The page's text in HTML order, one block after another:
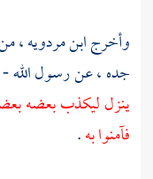
وأخرجابن مردويه،
جده ، عن رسول الله
ينزل ليكذب بعضه
فآمنوا به.